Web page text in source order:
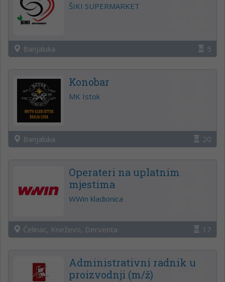
ŠIKI SUPERMARKET
Banjaluka 5
Konobar
MK Istok
Banjaluka 20
Operateri na uplatnim
mjestima
WWin kladionica
Čelinac, Kneževo, Derventa 17
Administrativni radnik u
proizvodnji (m/ž)